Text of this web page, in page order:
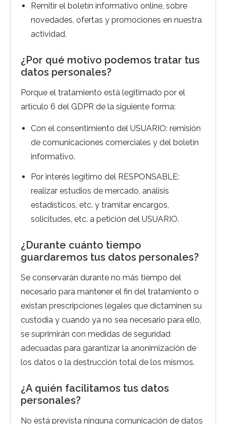
Remitir el boletín informativo online, sobre
novedades, ofertas y promociones en nuestra
actividad.
¿Por qué motivo podemos tratar tus
datos personales?
Porque el tratamiento está legitimado por el
artículo 6 del GDPR de la siguiente forma:
Con el consentimiento del USUARIO: remisión
de comunicaciones comerciales y del boletín
informativo.
Por interés legítimo del RESPONSABLE:
realizar estudios de mercado, análisis
estadísticos, etc. y tramitar encargos,
solicitudes, etc. a petición del USUARIO.
¿Durante cuánto tiempo
guardaremos tus datos personales?
Se conservarán durante no más tiempo del
necesario para mantener el fin del tratamiento o
existan prescripciones legales que dictaminen su
custodia y cuando ya no sea necesario para ello,
se suprimirán con medidas de seguridad
adecuadas para garantizar la anonimización de
los datos o la destrucción total de los mismos.
¿A quién facilitamos tus datos
personales?
No está prevista ninguna comunicación de datos